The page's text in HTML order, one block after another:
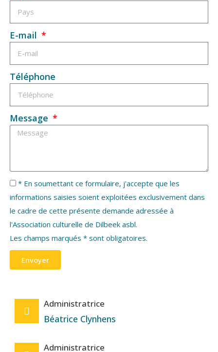
Administratrice
Béatrice Clynhens
Administratrice
E-mail
Téléphone
Message
* En soumettant ce formulaire, j'accepte que les
informations saisies soient exploitées exclusivement dans
le cadre de cette présente demande adressée à
l'Association culturelle de Dilbeek asbl.
Les champs marqués * sont obligatoires.
Envoyer